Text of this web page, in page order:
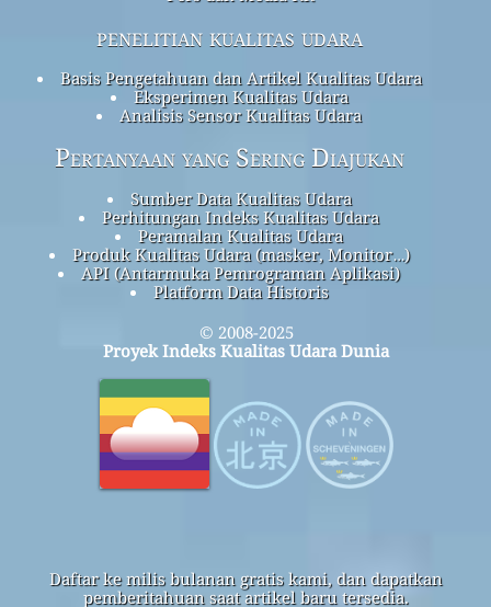
penelitian kualitas udara
Basis Pengetahuan dan Artikel Kualitas Udara
Eksperimen Kualitas Udara
Analisis Sensor Kualitas Udara
Pertanyaan yang Sering Diajukan
Sumber Data Kualitas Udara
Perhitungan Indeks Kualitas Udara
Peramalan Kualitas Udara
Produk Kualitas Udara (masker, Monitor…)
API (Antarmuka Pemrograman Aplikasi)
Platform Data Historis
© 2008-2025
Proyek Indeks Kualitas Udara Dunia
Daftar ke milis bulanan gratis kami, dan dapatkan
pemberitahuan saat artikel baru tersedia.